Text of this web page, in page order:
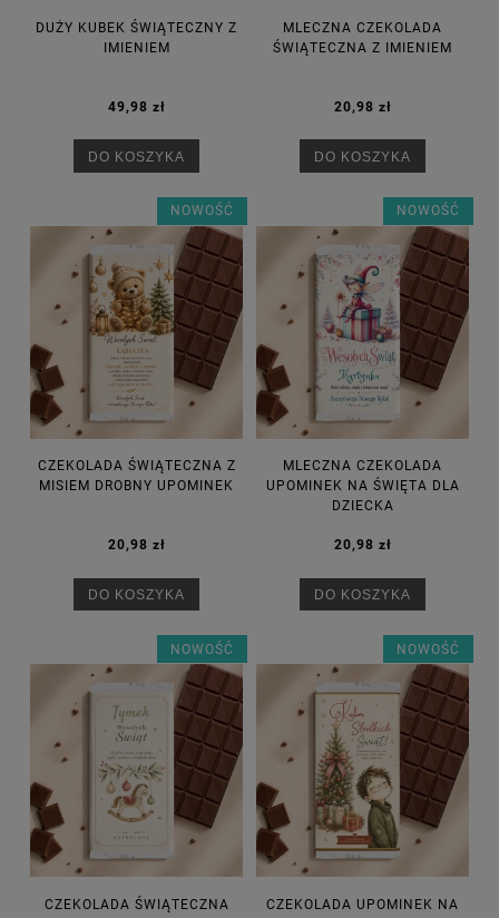
DUŻY KUBEK ŚWIĄTECZNY Z
IMIENIEM
49,98 zł
DO KOSZYKA
MLECZNA CZEKOLADA
ŚWIĄTECZNA Z IMIENIEM
20,98 zł
DO KOSZYKA
CZEKOLADA ŚWIĄTECZNA Z
MISIEM DROBNY UPOMINEK
20,98 zł
DO KOSZYKA
NOWOŚĆ
MLECZNA CZEKOLADA
UPOMINEK NA ŚWIĘTA DLA
DZIECKA
20,98 zł
DO KOSZYKA
NOWOŚĆ
CZEKOLADA ŚWIĄTECZNA
NOWOŚĆ
CZEKOLADA UPOMINEK NA
NOWOŚĆ